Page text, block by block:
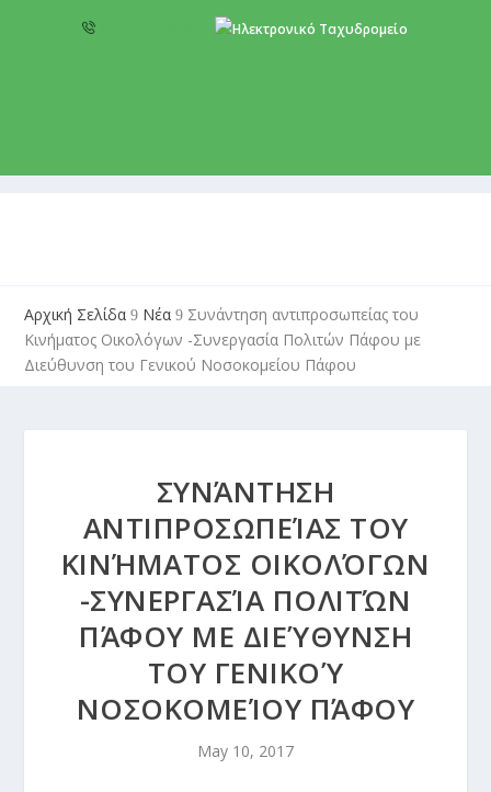
Αρχική Σελίδα 9 Νέα 9 Συνάντηση αντιπροσωπείας του
Κινήματος Οικολόγων -Συνεργασία Πολιτών Πάφου με
Διεύθυνση του Γενικού Νοσοκομείου Πάφου
ΣΥΝΆΝΤΗΣΗ
ΑΝΤΙΠΡΟΣΩΠΕΊΑΣ ΤΟΥ
ΚΙΝΉΜΑΤΟΣ ΟΙΚΟΛΌΓΩΝ
-ΣΥΝΕΡΓΑΣΊΑ ΠΟΛΙΤΏΝ
ΠΆΦΟΥ ΜΕ ΔΙΕΎΘΥΝΣΗ
ΤΟΥ ΓΕΝΙΚΟΎ
ΝΟΣΟΚΟΜΕΊΟΥ ΠΆΦΟΥ
May 10, 2017